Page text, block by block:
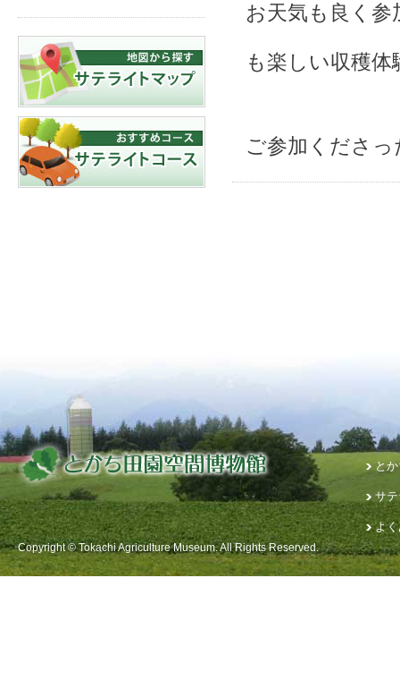
お天気も良く
も楽しい収穫体
ご参加くださ
と
サ
よ
Copyright © Tokachi Agriculture Museum. All Rights Reserved.